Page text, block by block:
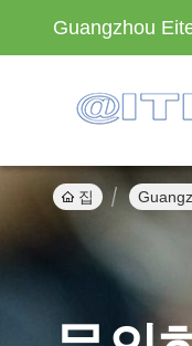
Guangzhou
집